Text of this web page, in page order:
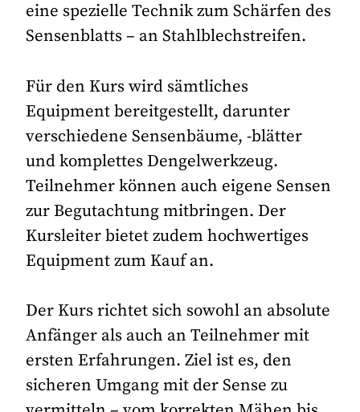
eine spezielle Technik zum Schärfen des
Sensenblatts – an Stahlblechstreifen.
Für den Kurs wird sämtliches
Equipment bereitgestellt, darunter
verschiedene Sensenbäume, -blätter
und komplettes Dengelwerkzeug.
Teilnehmer können auch eigene Sensen
zur Begutachtung mitbringen. Der
Kursleiter bietet zudem hochwertiges
Equipment zum Kauf an.
Der Kurs richtet sich sowohl an absolute
Anfänger als auch an Teilnehmer mit
ersten Erfahrungen. Ziel ist es, den
sicheren Umgang mit der Sense zu